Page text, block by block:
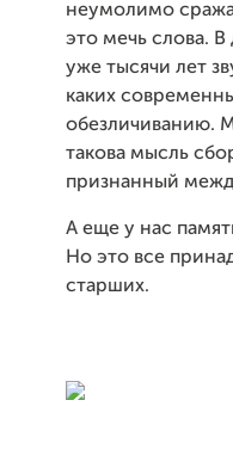
неумолимо
это мечь слова.
уже тысячи лет
каких
обезличиванию.
такова мысль
признанный
А еще у нас
Но это все
старших.